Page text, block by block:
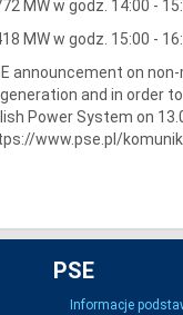
MW w godz. 14:00 -
MW w godz. 15:00 -
announcement on
and in order
Power System on
www.pse.pl/
PSE
Informacje